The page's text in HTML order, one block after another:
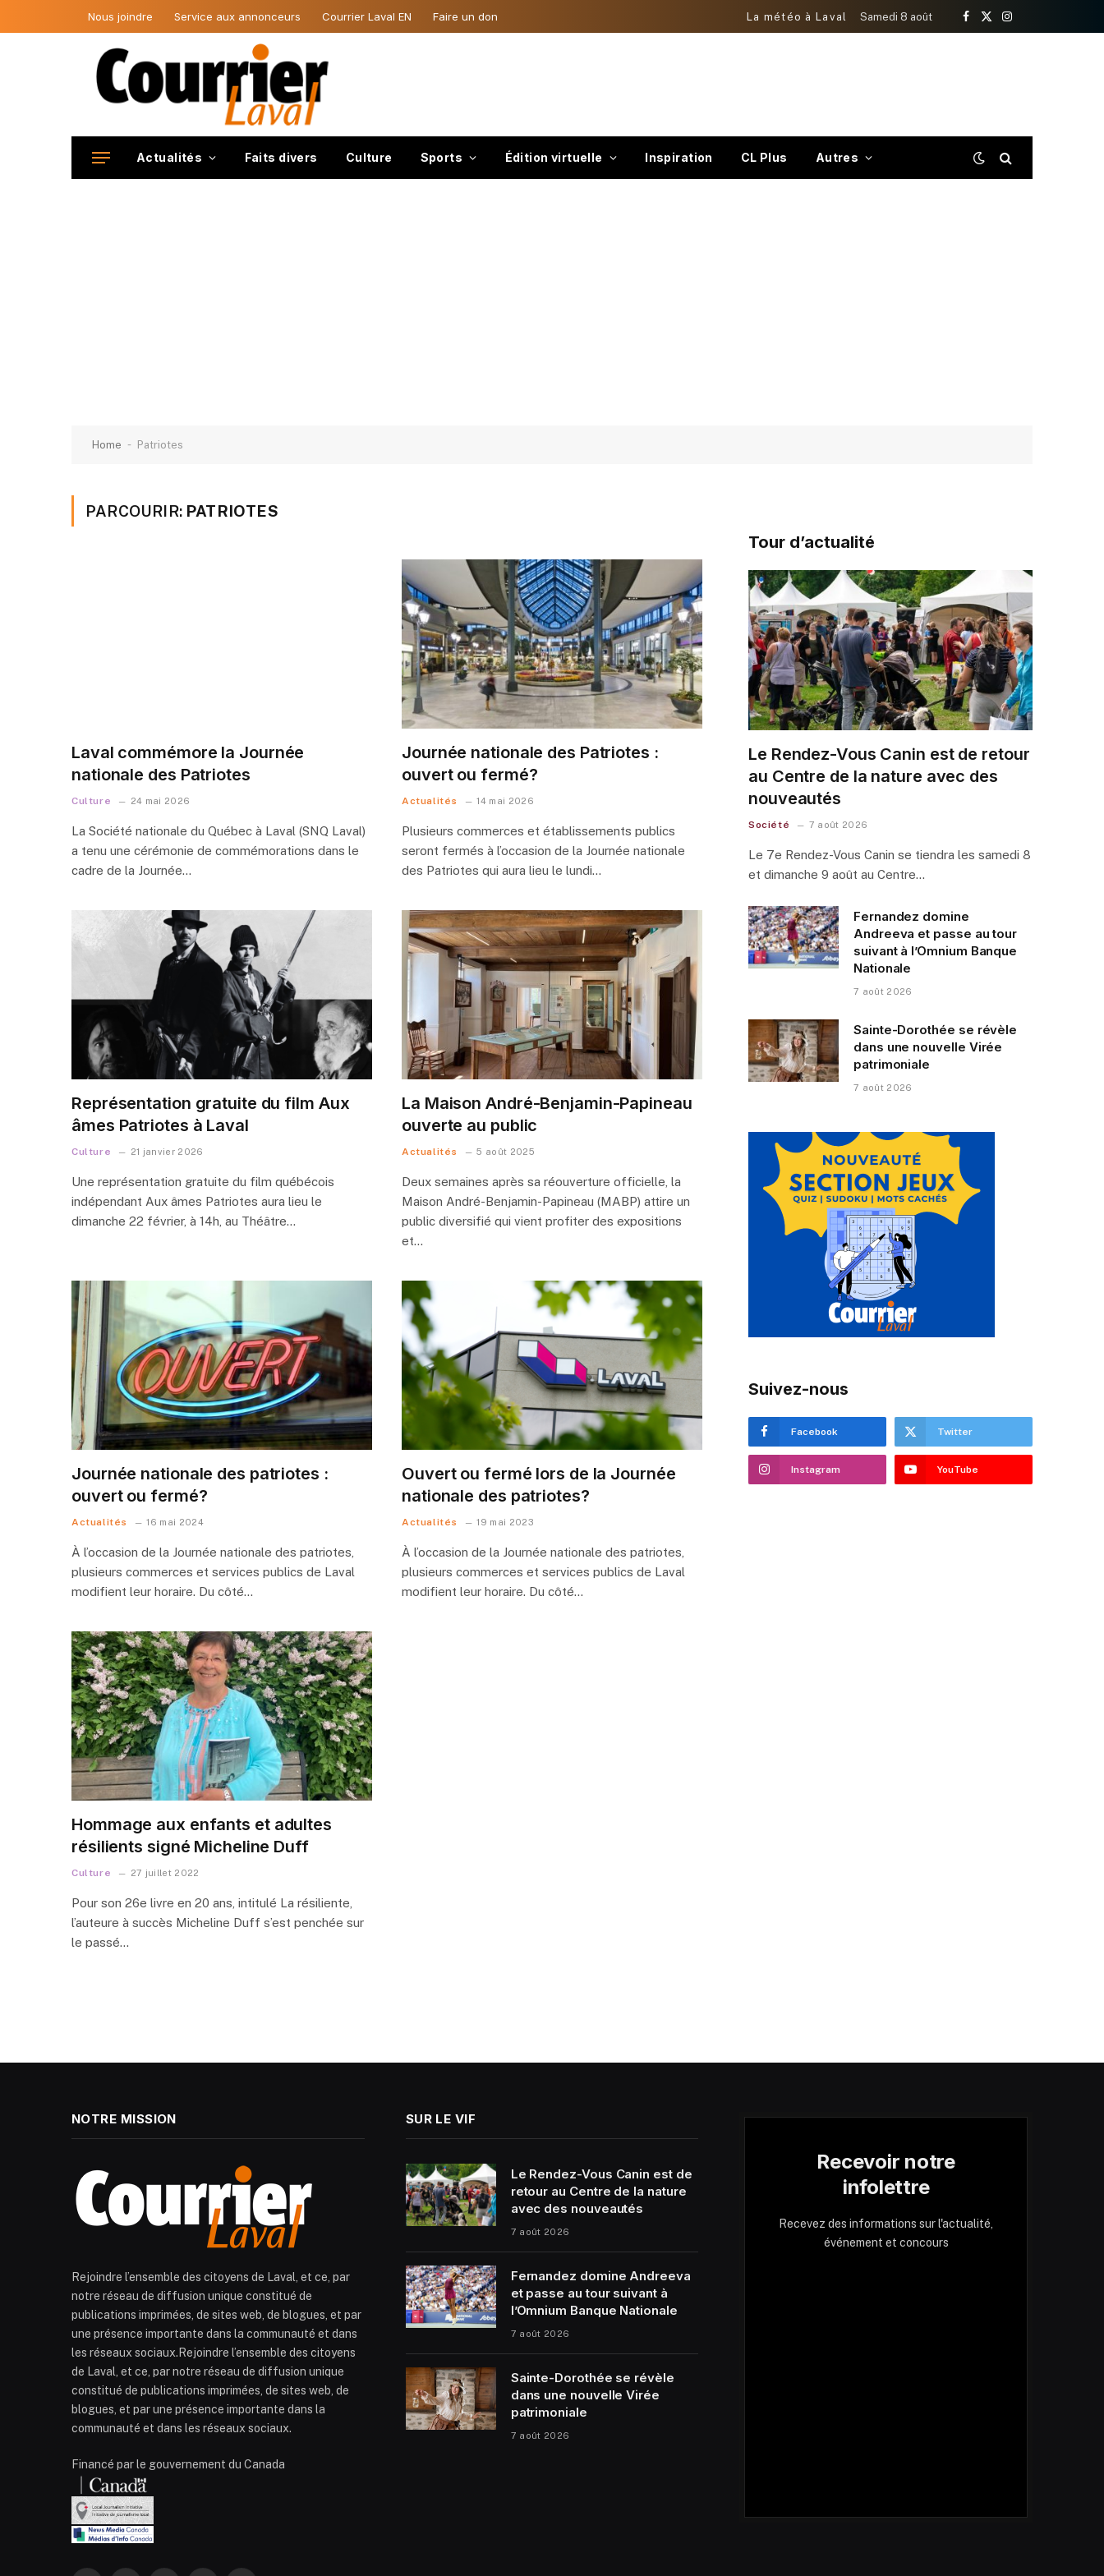
Nous joindre Service aux annonceurs Courrier Laval EN Faire un don La météo à Laval Samedi 8 août
Facebook
X
Instagram
Actualités Faits divers Culture Sports Édition virtuelle Inspiration CL Plus Autres
Home - Patriotes
PARCOURIR: PATRIOTES
Laval commémore la Journée
nationale des Patriotes
Culture 24 mai 2026
La Société nationale du Québec à Laval (SNQ Laval)
a tenu une cérémonie de commémorations dans le
cadre de la Journée…
Journée nationale des Patriotes :
ouvert ou fermé?
Actualités 14 mai 2026
Plusieurs commerces et établissements publics
seront fermés à l’occasion de la Journée nationale
des Patriotes qui aura lieu le lundi…
Représentation gratuite du film Aux
âmes Patriotes à Laval
Culture 21 janvier 2026
Une représentation gratuite du film québécois
indépendant Aux âmes Patriotes aura lieu le
dimanche 22 février, à 14h, au Théâtre…
La Maison André-Benjamin-Papineau
ouverte au public
Actualités 5 août 2025
Deux semaines après sa réouverture officielle, la
Maison André-Benjamin-Papineau (MABP) attire un
public diversifié qui vient profiter des expositions
et…
Journée nationale des patriotes :
ouvert ou fermé?
Actualités 16 mai 2024
À l’occasion de la Journée nationale des patriotes,
plusieurs commerces et services publics de Laval
modifient leur horaire. Du côté…
Ouvert ou fermé lors de la Journée
nationale des patriotes?
Actualités 19 mai 2023
À l’occasion de la Journée nationale des patriotes,
plusieurs commerces et services publics de Laval
modifient leur horaire. Du côté…
Hommage aux enfants et adultes
résilients signé Micheline Duff
Culture 27 juillet 2022
Pour son 26e livre en 20 ans, intitulé La résiliente,
l’auteure à succès Micheline Duff s’est penchée sur
le passé…
Tour d’actualité
Le Rendez-Vous Canin est de retour
au Centre de la nature avec des
nouveautés
Société 7 août 2026
Le 7e Rendez-Vous Canin se tiendra les samedi 8
et dimanche 9 août au Centre…
Fernandez domine
Andreeva et passe au tour
suivant à l’Omnium Banque
Nationale
7 août 2026
Sainte-Dorothée se révèle
dans une nouvelle Virée
patrimoniale
7 août 2026
Suivez-nous
Facebook Twitter
Instagram YouTube
NOTRE MISSION
Rejoindre l’ensemble des citoyens de Laval, et ce, par
notre réseau de diffusion unique constitué de
publications imprimées, de sites web, de blogues, et par
une présence importante dans la communauté et dans
les réseaux sociaux.Rejoindre l’ensemble des citoyens
de Laval, et ce, par notre réseau de diffusion unique
constitué de publications imprimées, de sites web, de
blogues, et par une présence importante dans la
communauté et dans les réseaux sociaux.
Financé par le gouvernement du Canada
SUR LE VIF
Le Rendez-Vous Canin est de
retour au Centre de la nature
avec des nouveautés
7 août 2026
Fernandez domine Andreeva
et passe au tour suivant à
l’Omnium Banque Nationale
7 août 2026
Sainte-Dorothée se révèle
dans une nouvelle Virée
patrimoniale
7 août 2026
Recevoir notre
infolettre
Recevez des informations sur l'actualité,
événement et concours